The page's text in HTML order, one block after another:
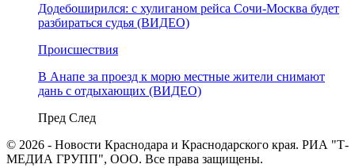
Додебоширился: с хулиганом рейса Сочи-Москва будет
разбираться судья (ВИДЕО)
Происшествия
В Анапе за проезд к морю местные жители снимают
дань с отдыхающих (ВИДЕО)
Пред След
© 2026 - Новости Краснодара и Краснодарского края. РИА "Т-
МЕДИА ГРУПП", ООО. Все права защищены.